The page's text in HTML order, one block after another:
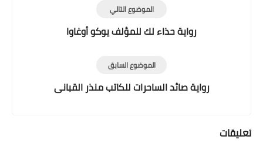
الموضوع التالي
رواية حذاء لك للمؤلف يوكو أوغاوا
الموضوع السابق
رواية صائد الساحرات للكاتب منذر القبانى
تعليقات